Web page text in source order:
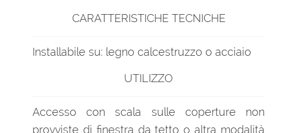
CARATTERISTICHE TECNICHE
Installabile su: legno calcestruzzo o acciaio
UTILIZZO
Accesso con scala sulle coperture non
provviste di finestra da tetto o altra modalità